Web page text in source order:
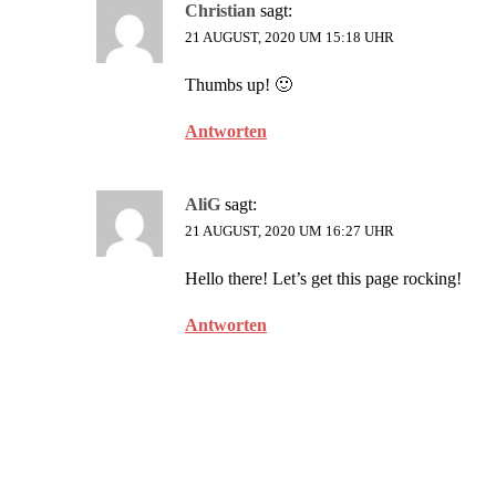
Christian sagt:
21 AUGUST, 2020 UM 15:18 UHR
Thumbs up! 🙂
Antworten
AliG sagt:
21 AUGUST, 2020 UM 16:27 UHR
Hello there! Let’s get this page rocking!
Antworten